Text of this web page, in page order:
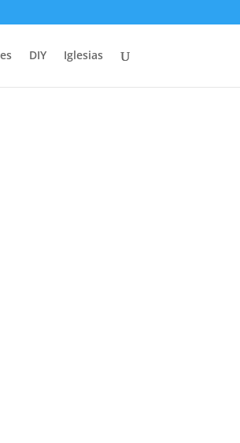
DIY Iglesias